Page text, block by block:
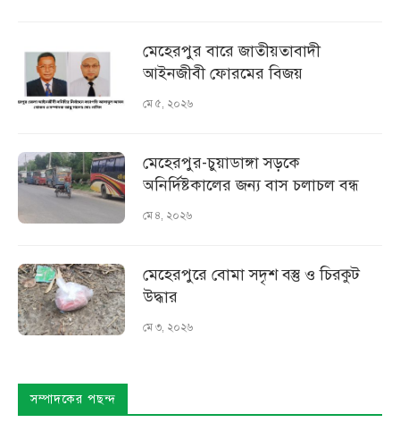
মেহেরপুর বারে জাতীয়তাবাদী
আইনজীবী ফোরমের বিজয়
মে ৫, ২০২৬
মেহেরপুর-চুয়াডাঙ্গা সড়কে
অনির্দিষ্টকালের জন্য বাস চলাচল বন্ধ
মে ৪, ২০২৬
মেহেরপুরে বোমা সদৃশ বস্তু ও চিরকুট
উদ্ধার
মে ৩, ২০২৬
সম্পাদকের পছন্দ